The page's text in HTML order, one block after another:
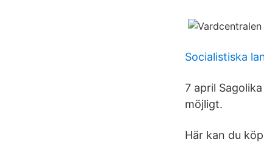
Socialistiska
7 april
möjligt.
Här kan du